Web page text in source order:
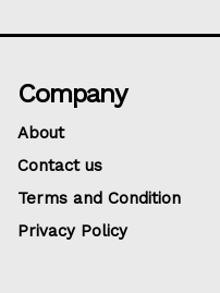
Company
About
Contact us
Terms and Condition
Privacy Policy